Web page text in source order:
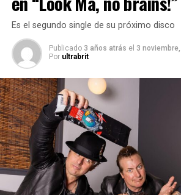
Es el segundo single de su próximo disco
Publicado 3 años atrás el 3
Por ultrabrit